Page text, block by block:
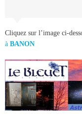
Cliquez sur l’image ci-
à BANON